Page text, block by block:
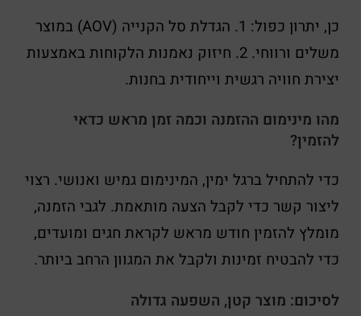
כן, יתרון כפול: 1. הגדלת סל הקנייה (AOV) במוצר
משלים ורווחי. 2. חיזוק נאמנות הלקוחות באמצעות
יצירת חוויה רגשית וייחודית בחנות.
מהו מינימום ההזמנה וכמה זמן מראש כדאי
להזמין?
כדי להתחיל ברגל ימין, המינימום גמיש ואנושי. רצוי
ליצור קשר כדי לקבל הצעה מותאמת. לגבי הזמנה,
מומלץ להזמין חודש מראש לקראת חגים ומועדים,
כדי להבטיח זמינות ולקבל את המגוון הרחב ביותר.
לסיכום: מוצר קטן, השפעה גדולה